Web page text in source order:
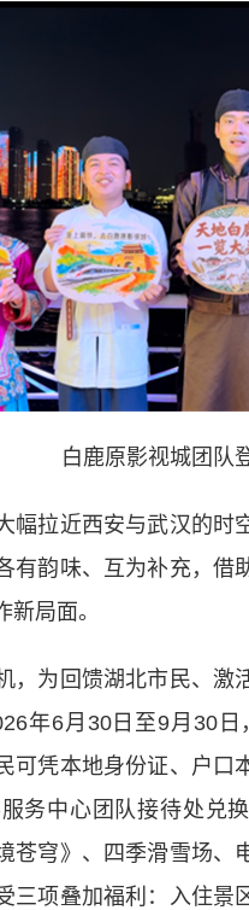
白鹿原影视城团队
拉近西安与武汉的时
有韵味、互为补充，
局面。
为回馈湖北市民、激
年6月30日至9月30
可凭本地身份证、户
务中心团队接待处兑
苍穹》、四季滑雪场
三项叠加福利：入住